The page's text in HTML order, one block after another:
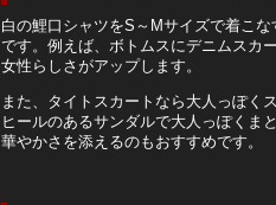
白の鯉口シャツをS～Mサイズで着こ
です。例えば、ボトムスにデニムスカ
女性らしさがアップします。
また、タイトスカートなら大人っぽく
ヒールのあるサンダルで大人っぽくま
華やかさを添えるのもおすすめです。